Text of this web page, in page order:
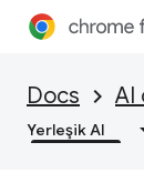
Docs AI
Yerleşik AI